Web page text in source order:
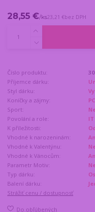
28,55 €/ks23,21 €bez DPH
Číslo produktu:
Příjemce dárku:
Styl dárku:
Koníčky a zájmy:
Sport:
Povolání a role:
K příležitosti:
Vhodné k narozeninám:
Vhodné k Valentýnu:
Ne
Vhodné k Vánocům:
Parametr Motiv:
Typ dárku:
Balení dárku:
Strážiť cenu / dostupnosť
Do obľúbených